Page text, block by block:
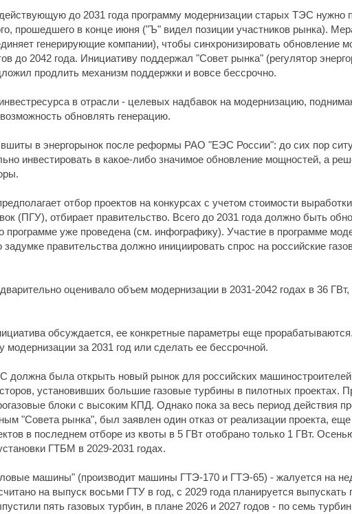
до 2031 года программу модернизации старых ТЭС нужно
прошедшего в конце июня ("Ъ" видел позиции участников рынка).
генерирующие компании), чтобы синхронизировать обновление
до 2042 года. Инициативу поддержал "Совет рынка" (регулятор
продлить механизм поддержки и вовсе бессрочно.
в отрасли - целевых надбавок на модернизацию,
обновлять генерацию.
в энергорынок после реформы РАО "ЕЭС России": до сих пор
инвестировать в какое-либо значимое обновление мощностей, а
отбор проектов на конкурсах с учетом стоимости
(ПГУ), отбирает правительство. Всего до 2031 года должно быть
уже проведена (см. инфографику). Участие в программе
задумке правительства должно инициировать спрос на российские
оценивало объем модернизации в 2031-2042 годах в 36
обсуждается, ее конкретные параметры еще
модернизации за 2031 год или сделать ее бессрочной.
была открыть новый рынок для российских машиностроителей
установивших большие газовые турбины в пилотных проектах.
блоки с высоким КПД. Однако пока за весь период действия
"Совета рынка", был заявлен один отказ от реализации проекта, еще
в последнем отборе из квоты в 5 ГВт отобрано только 1 ГВт.
ГТБМ в 2029-2031 годах.
машины" (производит машины ГТЭ-170 и ГТЭ-65) - жалуется на
на выпуск восьми ГТУ в год, с 2029 года планируется выпускать
пять газовых турбин, в плане 2026 и 2027 годов - по семь